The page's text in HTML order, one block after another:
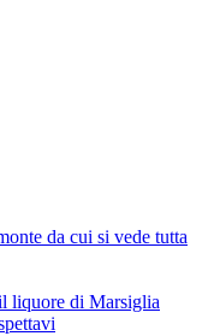
da cui si vede tutta
liquore di Marsiglia